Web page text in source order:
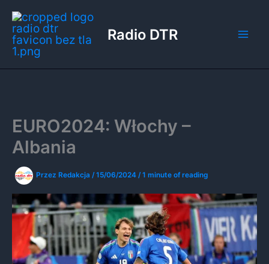
Przejdź
do
treści
Radio DTR
EURO2024: Włochy –
Albania
Przez Redakcja /15/06/2024 /1 minute of reading